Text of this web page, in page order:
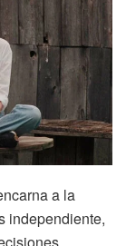
a la
independiente,